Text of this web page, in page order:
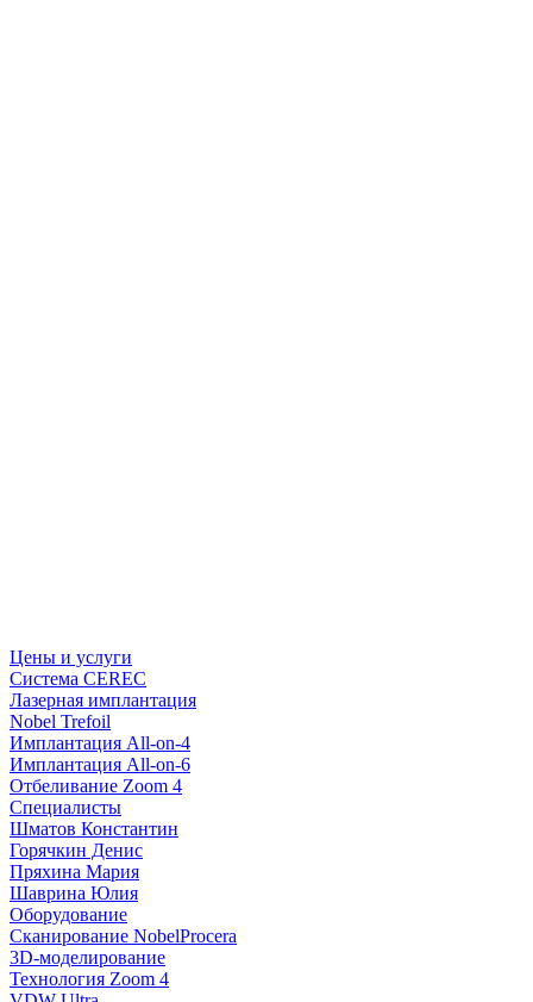
Цены и услуги
Система CEREC
Лазерная имплантация
Nobel Trefoil
Имплантация All-on-4
Имплантация All-on-6
Отбеливание Zoom 4
Специалисты
Шматов Константин
Горячкин Денис
Пряхина Мария
Шаврина Юлия
Оборудование
Сканирование NobelProcera
3D-моделирование
Технология Zoom 4